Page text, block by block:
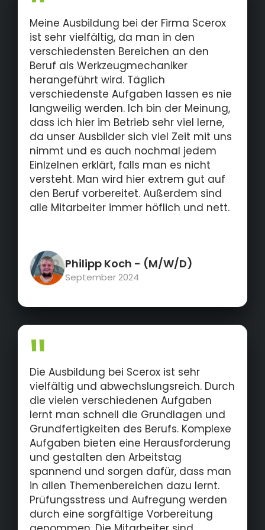
Meine Ausbildung bei der Firma Scerox
ist sehr vielfältig, da man in den
verschiedensten Bereichen an den
Beruf als Werkzeugmechaniker
herangeführt wird. Täglich
verschiedenste Aufgaben lassen es nie
langweilig werden. Ich bin der Meinung,
dass ich hier im Betrieb sehr viel lerne,
da unser Ausbilder sich viel Zeit mit uns
nimmt und es auch nochmal jedem
Einlzelnen erklärt, falls man es nicht
versteht. Man wird hier extrem gut auf
den Beruf vorbereitet. Außerdem sind
alle Mitarbeiter immer höflich und nett.
Philipp Koch - (M/W/D)
September 2024
Die Ausbildung bei Scerox ist sehr
vielfältig und abwechslungsreich. Durch
die vielen verschiedenen Aufgaben
lernt man schnell die Grundlagen und
Grundfertigkeiten des Berufs. Komplexe
Aufgaben bieten eine Herausforderung
und gestalten den Arbeitstag
spannend und sorgen dafür, dass man
in allen Themenbereichen dazu lernt.
Prüfungsstress und Aufregung werden
durch eine sorgfältige Vorbereitung